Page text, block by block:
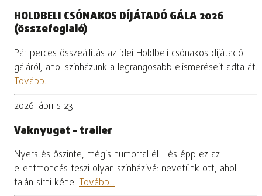
HOLDBELI CSÓNAKOS DÍJÁTADÓ GÁLA 2026
(összefoglaló)
Pár perces összeállítás az idei Holdbeli csónakos díjátadó
gáláról, ahol színházunk a legrangosabb elismeréseit adta át.
Tovább...
2026. április 23.
Vaknyugat - trailer
Nyers és őszinte, mégis humorral él – és épp ez az
ellentmondás teszi olyan színházivá: nevetünk ott, ahol
talán sírni kéne. Tovább...